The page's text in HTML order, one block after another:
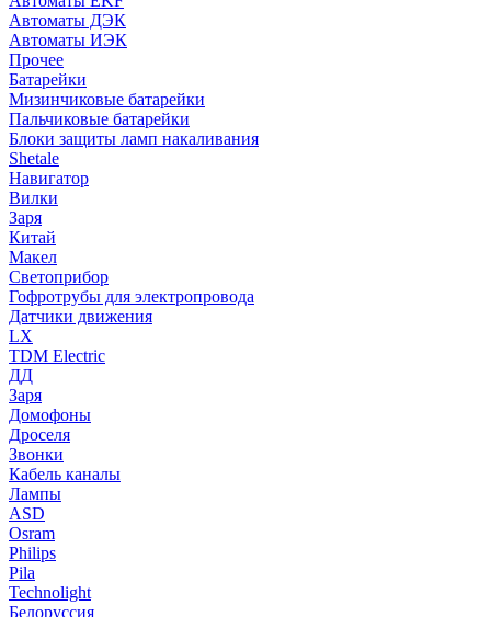
Автоматы ДЭК
Автоматы ИЭК
Прочее
Батарейки
Мизинчиковые батарейки
Пальчиковые батарейки
Блоки защиты ламп накаливания
Shetale
Навигатор
Вилки
Заря
Китай
Макел
Светоприбор
Гофротрубы для электропровода
Датчики движения
LX
TDM Electric
ДД
Заря
Домофоны
Дроселя
Звонки
Кабель каналы
Лампы
ASD
Osram
Philips
Pila
Technolight
Белоруссия